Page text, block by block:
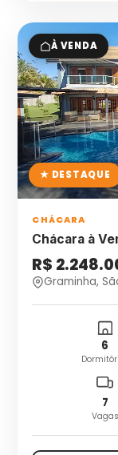
À VENDA
★ DESTAQUE
CHÁCARA
Chácara à
R$
Graminha,
6
7
Vagas